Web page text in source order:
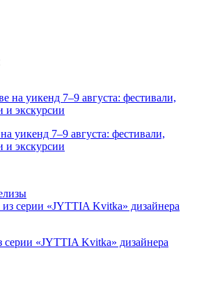
уикенд 7–9 августа: фестивали,
и экскурсии
серии «JYTTIA Kvitka» дизайнера